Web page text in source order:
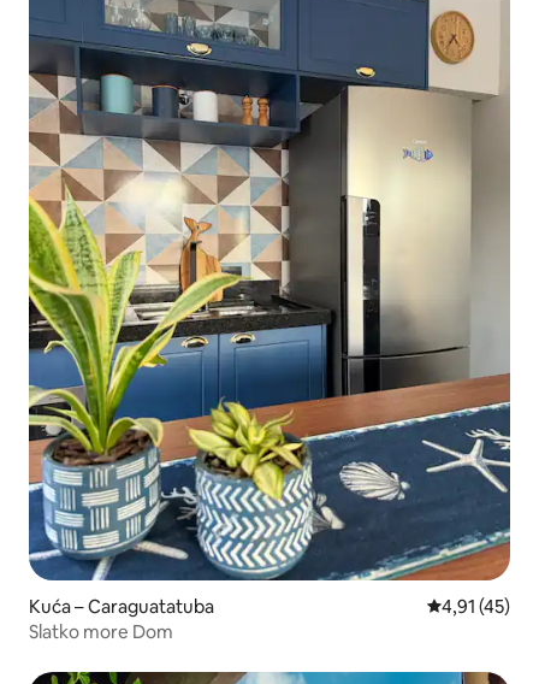
Kuća – Caraguatatuba Prosječna
4,91 (45)
Slatko more Dom